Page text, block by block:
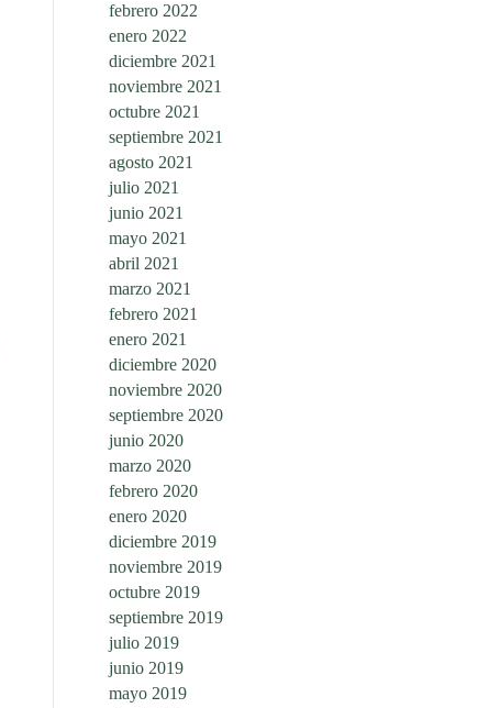
febrero 2022
enero 2022
diciembre 2021
noviembre 2021
octubre 2021
septiembre 2021
agosto 2021
julio 2021
junio 2021
mayo 2021
abril 2021
marzo 2021
febrero 2021
enero 2021
diciembre 2020
noviembre 2020
septiembre 2020
junio 2020
marzo 2020
febrero 2020
enero 2020
diciembre 2019
noviembre 2019
octubre 2019
septiembre 2019
julio 2019
junio 2019
mayo 2019